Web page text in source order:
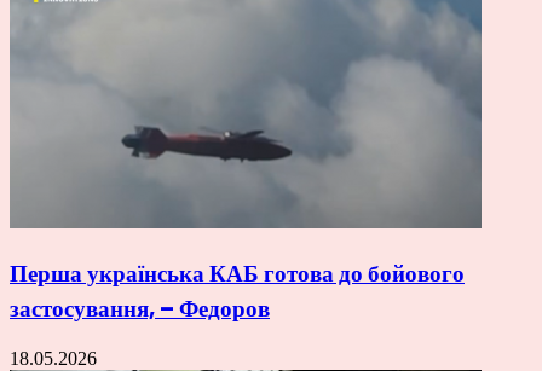
Перша українська КАБ готова до бойового
застосування, – Федоров
18.05.2026